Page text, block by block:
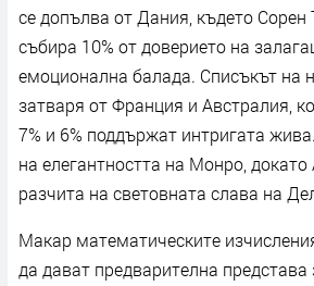
се допълва от Дания, където Сорен
събира 10% от доверието на
емоционална балада. Списъкът на
затваря от Франция и Австралия,
7% и 6% поддържат интригата
на елегантността на Монро, докато
разчита на световната слава на
Макар математическите
да дават предварителна представа